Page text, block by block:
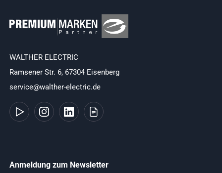
WALTHER ELECTRIC
Ramsener Str. 6, 67304 Eisenberg
service@walther-electric.de
Anmeldung zum Newsletter